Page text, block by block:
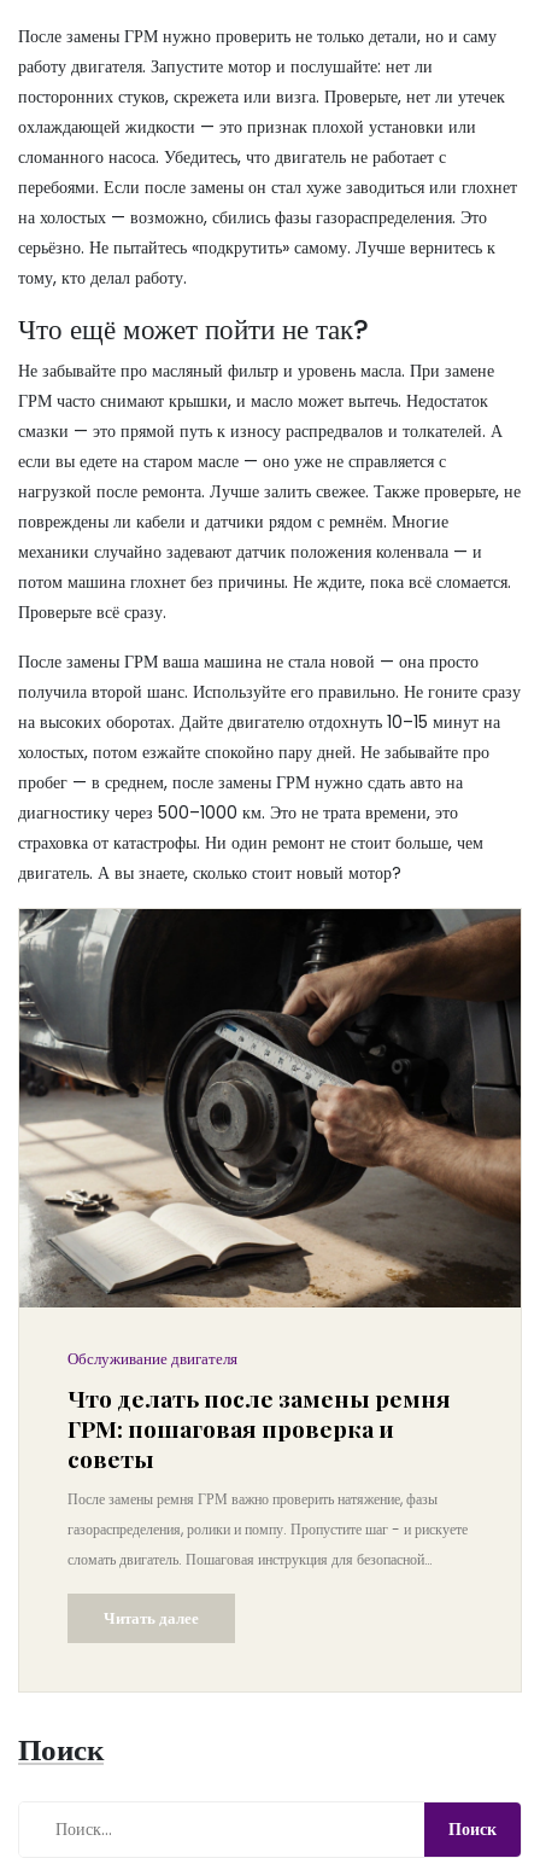
После замены ГРМ нужно проверить не только детали, но и саму
работу двигателя. Запустите мотор и послушайте: нет ли
посторонних стуков, скрежета или визга. Проверьте, нет ли утечек
охлаждающей жидкости — это признак плохой установки или
сломанного насоса. Убедитесь, что двигатель не работает с
перебоями. Если после замены он стал хуже заводиться или глохнет
на холостых — возможно, сбились фазы газораспределения. Это
серьёзно. Не пытайтесь «подкрутить» самому. Лучше вернитесь к
тому, кто делал работу.
Что ещё может пойти не так?
Не забывайте про масляный фильтр и уровень масла. При замене
ГРМ часто снимают крышки, и масло может вытечь. Недостаток
смазки — это прямой путь к износу распредвалов и толкателей. А
если вы едете на старом масле — оно уже не справляется с
нагрузкой после ремонта. Лучше залить свежее. Также проверьте, не
повреждены ли кабели и датчики рядом с ремнём. Многие
механики случайно задевают датчик положения коленвала — и
потом машина глохнет без причины. Не ждите, пока всё сломается.
Проверьте всё сразу.
После замены ГРМ ваша машина не стала новой — она просто
получила второй шанс. Используйте его правильно. Не гоните сразу
на высоких оборотах. Дайте двигателю отдохнуть 10–15 минут на
холостых, потом езжайте спокойно пару дней. Не забывайте про
пробег — в среднем, после замены ГРМ нужно сдать авто на
диагностику через 500–1000 км. Это не трата времени, это
страховка от катастрофы. Ни один ремонт не стоит больше, чем
двигатель. А вы знаете, сколько стоит новый мотор?
Обслуживание двигателя
Что делать после замены ремня
ГРМ: пошаговая проверка и
советы
После замены ремня ГРМ важно проверить натяжение, фазы
газораспределения, ролики и помпу. Пропустите шаг - и рискуете
сломать двигатель. Пошаговая инструкция для безопасной
эксплуатации после ремонта.
Читать далее
Поиск